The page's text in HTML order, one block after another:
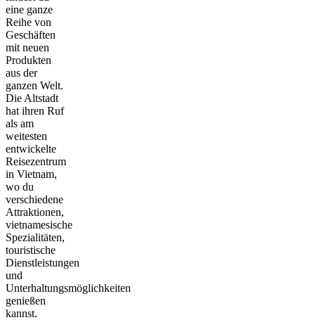
eine ganze
Reihe von
Geschäften
mit neuen
Produkten
aus der
ganzen Welt.
Die Altstadt
hat ihren Ruf
als am
weitesten
entwickelte
Reisezentrum
in Vietnam,
wo du
verschiedene
Attraktionen,
vietnamesische
Spezialitäten,
touristische
Dienstleistungen
und
Unterhaltungsmöglichkeiten
genießen
kannst.